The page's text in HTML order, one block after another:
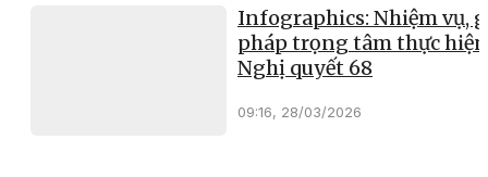
Infographics: Nhiệm vụ,
pháp trọng tâm thực hiện
Nghị quyết 68
09:16, 28/03/2026